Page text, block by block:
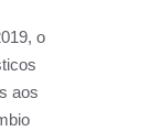
, o
aos